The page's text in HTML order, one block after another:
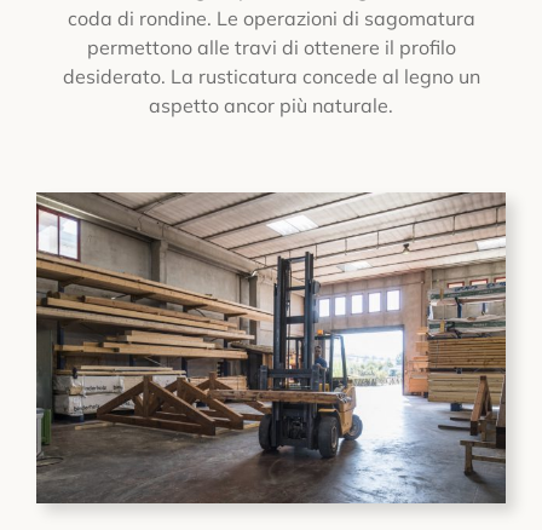
coda di rondine. Le operazioni di sagomatura
permettono alle travi di ottenere il profilo
desiderato. La rusticatura concede al legno un
aspetto ancor più naturale.